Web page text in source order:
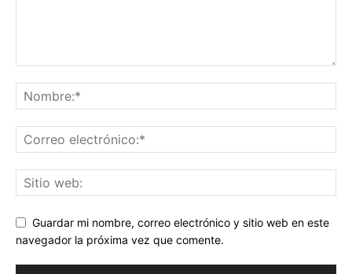
Guardar mi nombre, correo electrónico y sitio web en este
navegador la próxima vez que comente.